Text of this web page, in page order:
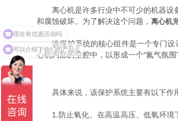
离心机是许多行业中不可少的机器设备
和腐蚀破坏。为了解决这个问题， 离心机
该保护系统的核心组件是一个专门设
心机内部的空腔中，以形成一个“氮气氛
具体来说， 该保护系统主要有以下作
1.防止氧化。在高温高压、低氧环境
可以介绍下你们的产品么
现在有优惠活动吗